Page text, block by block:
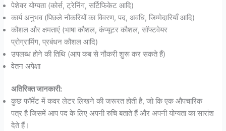
पेशेवर योग्यता (कोर्स, ट्रेनिंग, सर्टिफिकेट आदि)
कार्य अनुभव (पिछले नौकरियों का विवरण, पद, अवधि, जिम्मेदारियाँ आदि)
कौशल और क्षमताएं (भाषा कौशल, कंप्यूटर कौशल, सॉफ्टवेयर
प्रोग्रामिंग, प्रबंधन कौशल आदि)
उपलब्ध होने की तिथि (आप कब से नौकरी शुरू कर सकते हैं)
वेतन अपेक्षा
अतिरिक्त जानकारी:
कुछ फॉर्मेट में कवर लेटर लिखने की जरूरत होती है, जो कि एक औपचारिक
पत्र है जिसमें आप पद के लिए अपनी रुचि बताते हैं और अपनी योग्यता का सारांश
देते हैं।